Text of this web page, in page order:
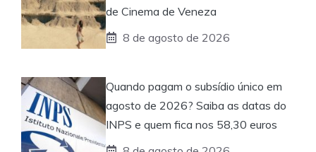
de Cinema de Veneza
8 de agosto de 2026
Quando pagam o subsídio único em
agosto de 2026? Saiba as datas do
INPS e quem fica nos 58,30 euros